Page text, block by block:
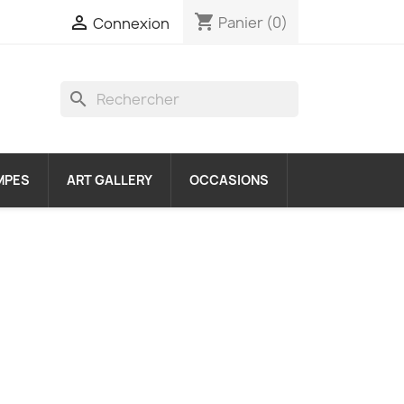
 Connexion shopping_cart Panier (0)
search
ART GALLERY OCCASIONS